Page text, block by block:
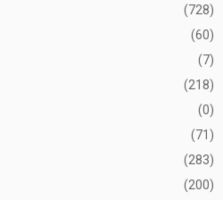
(728)
(60)
(7)
(218)
(0)
(71)
(283)
(200)